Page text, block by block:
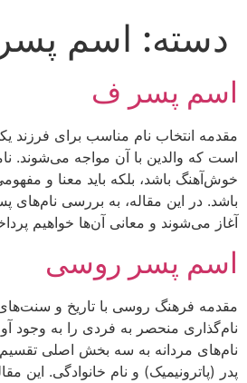
دسته: اسم پسر
اسم پسر ف
مقدمه انتخاب نام مناسب برای فرزند
است که والدین با آن مواجه می‌شوند.
خوش‌آهنگ باشد، بلکه باید معنا و
باشد. در این مقاله، به بررسی
آغاز می‌شوند و معانی آن‌ها خواهیم
اسم پسر روسی
مقدمه فرهنگ روسی با تاریخ و
نام‌گذاری منحصر به فردی را به وجود
نام‌های مردانه به سه بخش اصلی
پدر (پاترونیمیک) و نام خانوادگی. این